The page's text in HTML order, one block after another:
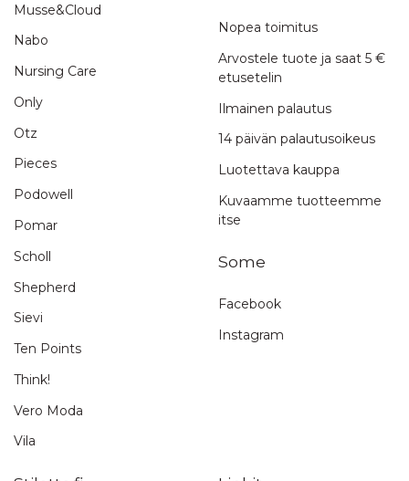
Musse&Cloud
Nabo
Nursing Care
Only
Otz
Pieces
Podowell
Pomar
Scholl
Shepherd
Sievi
Ten Points
Think!
Vero Moda
Vila
Nopea toimitus
Arvostele tuote ja saat 5 €
etusetelin
Ilmainen palautus
14 päivän palautusoikeus
Luotettava kauppa
Kuvaamme tuotteemme
itse
Some
Facebook
Instagram